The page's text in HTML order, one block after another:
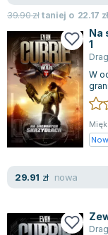
Michael Scott
Jarosław
Joseph Murphy
Jan Sztaudynger
Aleksander
Oscar Wilde
Małgorzata Ohme
Leszek Czarnecki
Joanna Racewicz
Maria Seweryn
Janina Zającówna
39.90złtaniej o 22.17 zł
Na
1
W
29.91 zł nowa